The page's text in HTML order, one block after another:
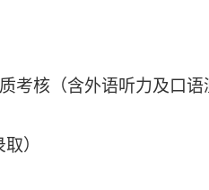
考核（含外语听力及口语
取）